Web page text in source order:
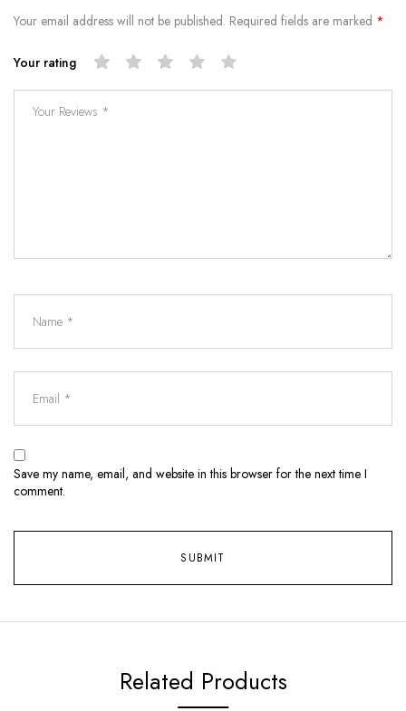
Your email address will not be published. Required fields are marked *
Your rating
Save my name, email, and website in this browser for the next time I
comment.
Related Products